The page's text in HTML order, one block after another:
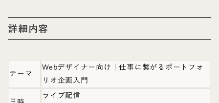
詳細内容
テーマ
Webデザイナー向け｜仕事に繋がるポートフォ
リオ企画入門
ライブ配信